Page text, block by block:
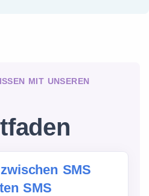
MIT UNSEREN
SMS
SMS